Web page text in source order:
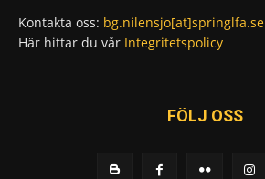
Kontakta oss: bg.nilensjo[at]springlfa.se
Här hittar du vår Integritetspolicy
FÖLJ OSS